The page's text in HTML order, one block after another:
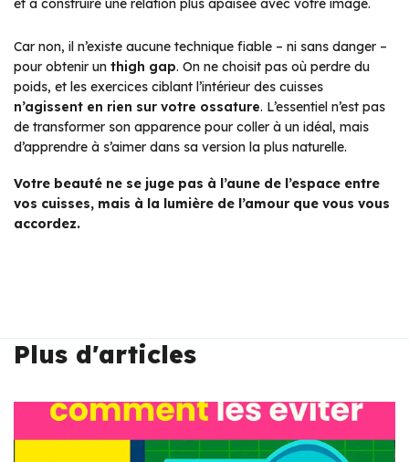
et à construire une relation plus apaisée avec votre image.
Car non, il n’existe aucune technique fiable – ni sans danger –
pour obtenir un thigh gap. On ne choisit pas où perdre du
poids, et les exercices ciblant l’intérieur des cuisses
n’agissent en rien sur votre ossature. L’essentiel n’est pas
de transformer son apparence pour coller à un idéal, mais
d’apprendre à s’aimer dans sa version la plus naturelle.
Votre beauté ne se juge pas à l’aune de l’espace entre
vos cuisses, mais à la lumière de l’amour que vous vous
accordez.
Plus d'articles